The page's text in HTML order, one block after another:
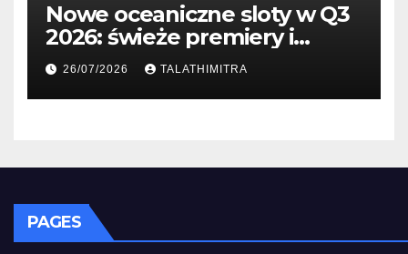
Nowe oceaniczne sloty w Q3
2026: świeże premiery i
studia
26/07/2026 TALATHIMITRA
PAGES